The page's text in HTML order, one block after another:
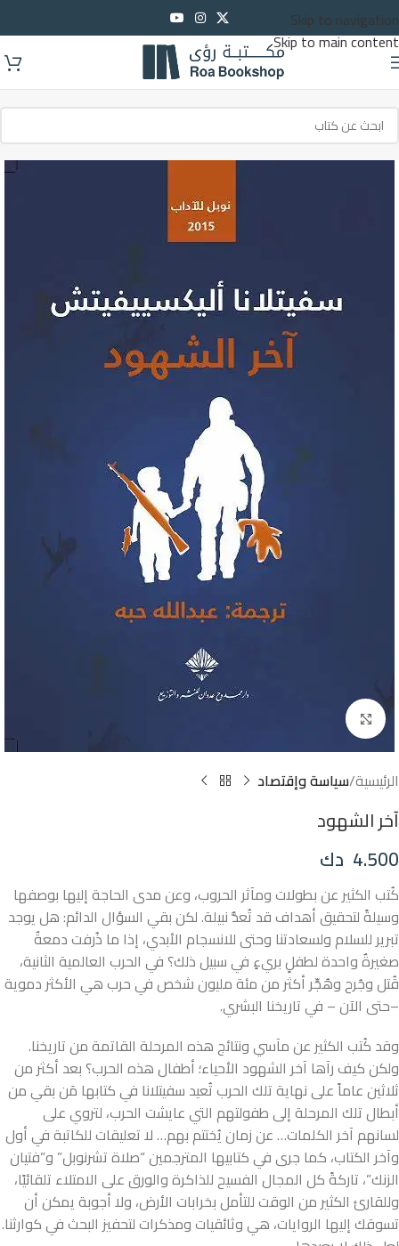
Skip to navigation
Skip to main content
Click to enlarge
الرئيسية سياسة وإقتصاد
آخر الشهود
4.500 دك
كُتب الكثير عن بطولات ومآثر الحروب، وعن مدى الحاجة إليها بوصفها
وسيلةً لتحقيق أهداف قد تُعدُّ نبيلة. لكن بقي السؤال الدائم: هل يوجد
تبرير للسلام ولسعادتنا وحتى للانسجام الأبدي، إذا ما ذُرفت دمعةٌ
صغيرةٌ واحدة لطفلٍ بريءٍ في سبيل ذلك؟ في الحرب العالمية الثانية،
قُتل وجُرح وهُجِّر أكثر من مئة مليون شخص في حرب هي الأكثر دموية
–حتى الآن – في تاريخنا البشري.
وقد كُتب الكثير عن مآسي ونتائج هذه المرحلة القاتمة من تاريخنا.
ولكن كيف رآها آخر الشهود الأحياء؛ أطفال هذه الحرب؟ بعد أكثر من
ثلاثين عاماً على نهاية تلك الحرب تُعيد سفيتلانا في كتابها مَن بقي من
أبطال تلك المرحلة إلى طفولتهم التي عايشت الحرب، لتروي على
لسانهم آخر الكلمات… عن زمان يُختتم بهم… لا تعليقات للكاتبة في أول
وآخر الكتاب، كما جرى في كتابيها المترجمين “صلاة تشرنوبل” و”فتيان
الزنك”، تاركةً كل المجال الفسيح للذاكرة والورق على الامتلاء تلقائيًا،
وللقارئ الكثير من الوقت للتأمل بخرابات الأرض، ولا أجوبة يمكن أن
تسوقك إليها الروايات، هي وثائقيات ومذكرات لتحفيز البحث في كوارثنا.